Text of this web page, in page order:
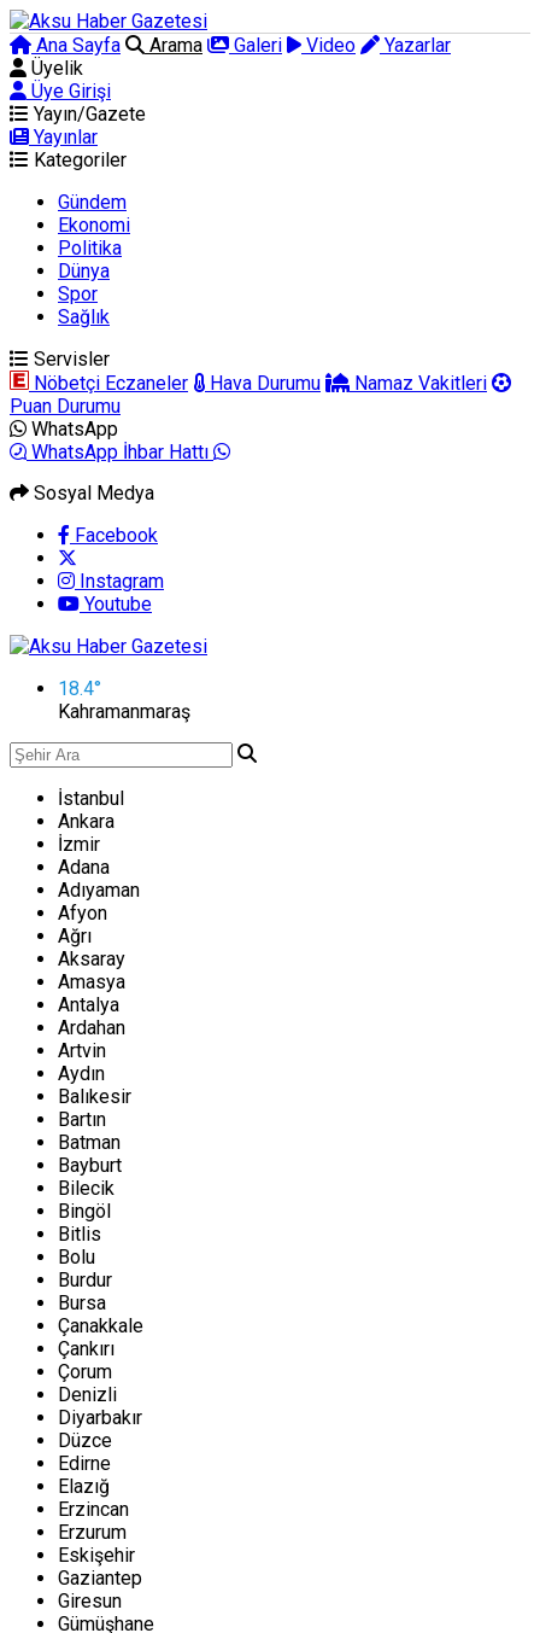
Ana Sayfa Arama Galeri Video
Yazarlar
Üyelik
Üye Girişi
Yayın/Gazete
Yayınlar
Kategoriler
Gündem
Ekonomi
Politika
Dünya
Spor
Sağlık
Servisler
Nöbetçi Eczaneler
Hava Durumu
Namaz Vakitleri
Puan Durumu
WhatsApp
WhatsApp İhbar Hattı
Sosyal Medya
Facebook
Instagram
Youtube
18.4°
Kahramanmaraş
İstanbul
Ankara
İzmir
Adana
Adıyaman
Afyon
Ağrı
Aksaray
Amasya
Antalya
Ardahan
Artvin
Aydın
Balıkesir
Bartın
Batman
Bayburt
Bilecik
Bingöl
Bitlis
Bolu
Burdur
Bursa
Çanakkale
Çankırı
Çorum
Denizli
Diyarbakır
Düzce
Edirne
Elazığ
Erzincan
Erzurum
Eskişehir
Gaziantep
Giresun
Gümüşhane